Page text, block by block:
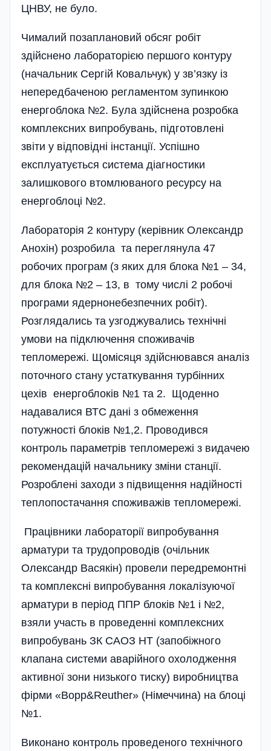
ЦНВУ, не було.
Чималий позаплановий обсяг робіт
здійснено лабораторією першого контуру
(начальник Сергій Ковальчук) у зв’язку із
непередбаченою регламентом зупинкою
енергоблока №2. Була здійснена розробка
комплексних випробувань, підготовлені
звіти у відповідні інстанції. Успішно
експлуатується система діагностики
залишкового втомлюваного ресурсу на
енергоблоці №2.
Лабораторія 2 контуру (керівник Олександр
Анохін) розробила та переглянула 47
робочих програм (з яких для блока №1 – 34,
для блока №2 – 13, в тому числі 2 робочі
програми ядернонебезпечних робіт).
Розглядались та узгоджувались технічні
умови на підключення споживачів
тепломережі. Щомісяця здійснювався аналіз
поточного стану устаткування турбінних
цехів енергоблоків №1 та 2. Щоденно
надавалися ВТС дані з обмеження
потужності блоків №1,2. Проводився
контроль параметрів тепломережі з видачею
рекомендацій начальнику зміни станції.
Розроблені заходи з підвищення наді­йності
теплопостачання споживажів тепломережі.
Працівники лабораторії випробування
арматури та трудопроводів (очі­льник
Олександр Васякін) провели передремонтні
та комплексні випробування локалізуючої
арматури в період ППР блоків №1 і №2,
взяли участь в проведенні комплексних
випробувань ЗК САОЗ НТ (запобі­жного
клапана системи аварійного охолодження
активної зони низького тиску) виробництва
фір­ми «Bopp&Reuther» (Німеччина) на блоці
№1.
Виконано контроль проведеного технічного